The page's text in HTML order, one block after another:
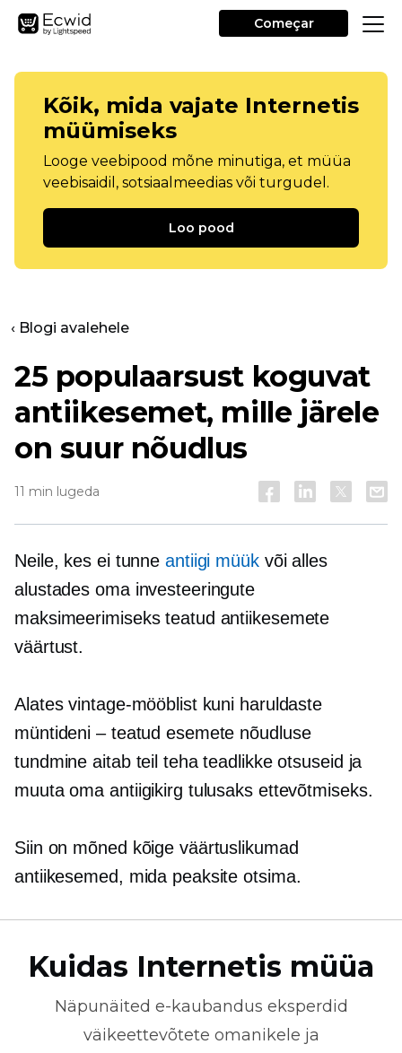
Começar
Kõik, mida vajate Internetis
müümiseks
Looge veebipood mõne minutiga, et müüa
veebisaidil, sotsiaalmeedias või turgudel.
Loo pood
‹ Blogi avalehele
25 populaarsust koguvat
antiikesemet, mille järele
on suur nõudlus
11 min lugeda
Neile, kes ei tunne antiigi müükvõi alles
alustades oma investeeringute
maksimeerimiseks teatud antiikesemete
väärtust.
Alates vintage-mööblist kuni haruldaste
müntideni – teatud esemete nõudluse
tundmine aitab teil teha teadlikke otsuseid ja
muuta oma antiigikirg tulusaks ettevõtmiseks.
Siin on mõned kõige väärtuslikumad
antiikesemed, mida peaksite otsima.
Kuidas Internetis müüa
Näpunäited e-kaubandus eksperdid
väikeettevõtete omanikele ja